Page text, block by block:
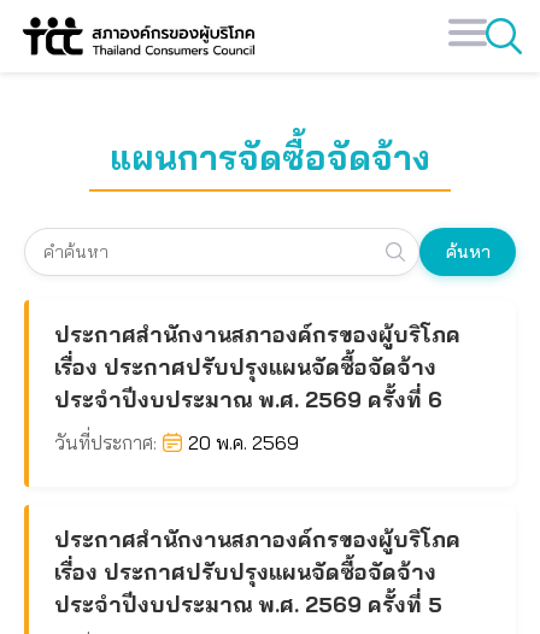
Skip
แผนการจัดซื้อจัดจ้าง
ค้นหา
ประกาศสำนักงานสภาองค์กรของผู้บริโภค
เรื่อง ประกาศปรับปรุงแผนจัดซื้อจัดจ้าง
ประจำปีงบประมาณ พ.ศ. 2569 ครั้งที่ 6
วันที่ประกาศ: 20 พ.ค. 2569
ประกาศสำนักงานสภาองค์กรของผู้บริโภค
เรื่อง ประกาศปรับปรุงแผนจัดซื้อจัดจ้าง
ประจำปีงบประมาณ พ.ศ. 2569 ครั้งที่ 5